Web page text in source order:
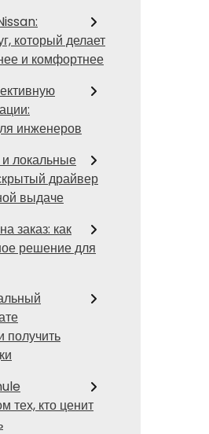
который делает
и комфортнее
инженеров
локальные
драйвер
выдаче
заказ: как
решение для
получить
тех, кто ценит